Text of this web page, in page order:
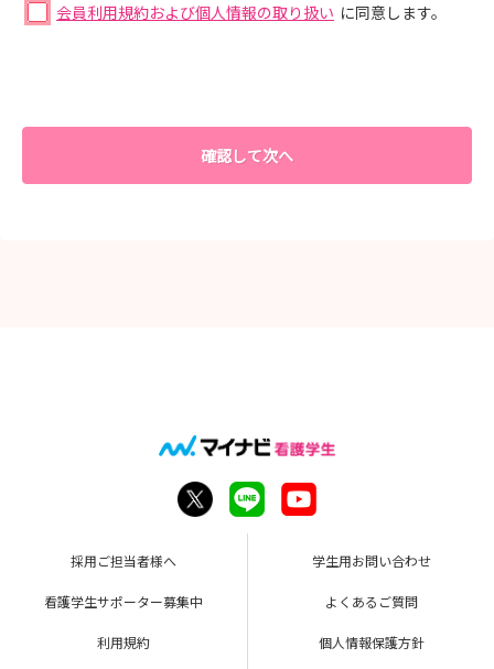
会員利用規約および個人情報の取り扱い に同意します。
確認して次へ
採用ご担当者様へ 学生用お問い合わせ
看護学生サポーター募集中 よくあるご質問
利用規約 個人情報保護方針